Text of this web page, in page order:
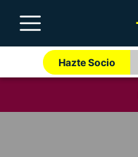
Hazte Socio